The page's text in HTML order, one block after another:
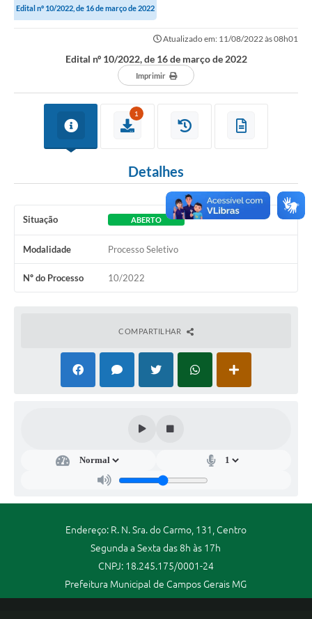
Portal da Transparência
Edital nº 10/2022, de 16 de março de 2022
Atualizado em: 11/08/2022 às 08h01
Edital nº 10/2022, de 16 de março de 2022
Imprimir
1
Detalhes
Situação ABERTO
Modalidade Processo Seletivo
Nº do Processo 10/2022
COMPARTILHAR
Endereço: R. N. Sra. do Carmo, 131, Centro
Segunda a Sexta das 8h às 17h
CNPJ: 18.245.175/0001-24
Prefeitura Municipal de Campos Gerais MG